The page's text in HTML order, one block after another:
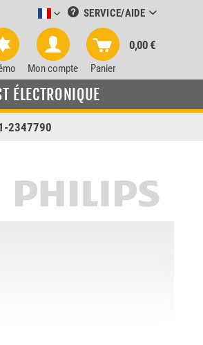
Leuchtmittel-Verkauf französisch
SERVICE/AIDE
Mon compte Panier
0,00 €
ÉLECTRONIQUE
2347790